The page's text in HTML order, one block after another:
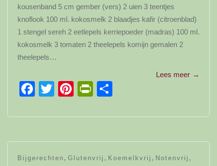
kousenband 5 cm gember (vers) 2 uien 3 teentjes
knoflook 100 ml. kokosmelk 2 blaadjes kafir (citroenblad)
1 stengel sereh 2 eetlepels kerriepoeder (madras) 100 ml.
kokosmelk 3 tomaten 2 theelepels komijn gemalen 2
theelepels…
Lees meer →
Facebook
TwitterPinterest
PrintFriendly
Bijgerechten , Glutenvrij , Koemelkvrij , Notenvrij ,